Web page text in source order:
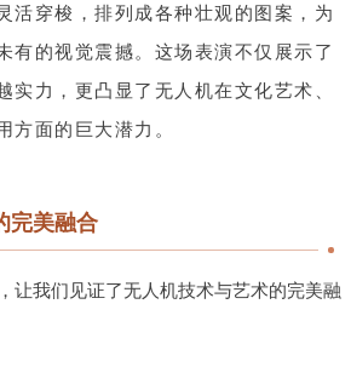
o
n
活穿梭，排列成各种壮观的图案，为
有的视觉震撼。这场表演不仅展示了
实力，更凸显了无人机在文化艺术、
方面的巨大潜力。
完美融合
让我们见证了无人机技术与艺术的完美融